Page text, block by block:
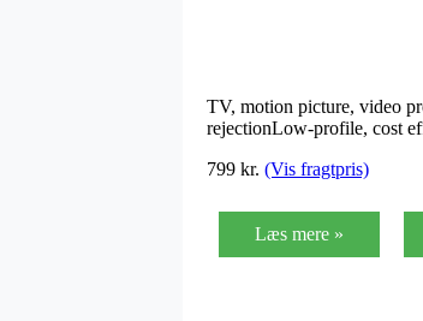
TV, motion picture, video
rejectionLow-profile, cost
799 kr. (Vis fragtpris)
Læs mere »